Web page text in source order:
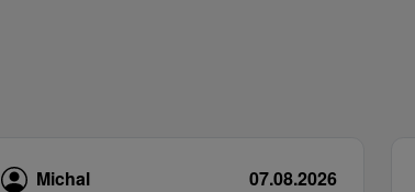
Michal
07.08.2026